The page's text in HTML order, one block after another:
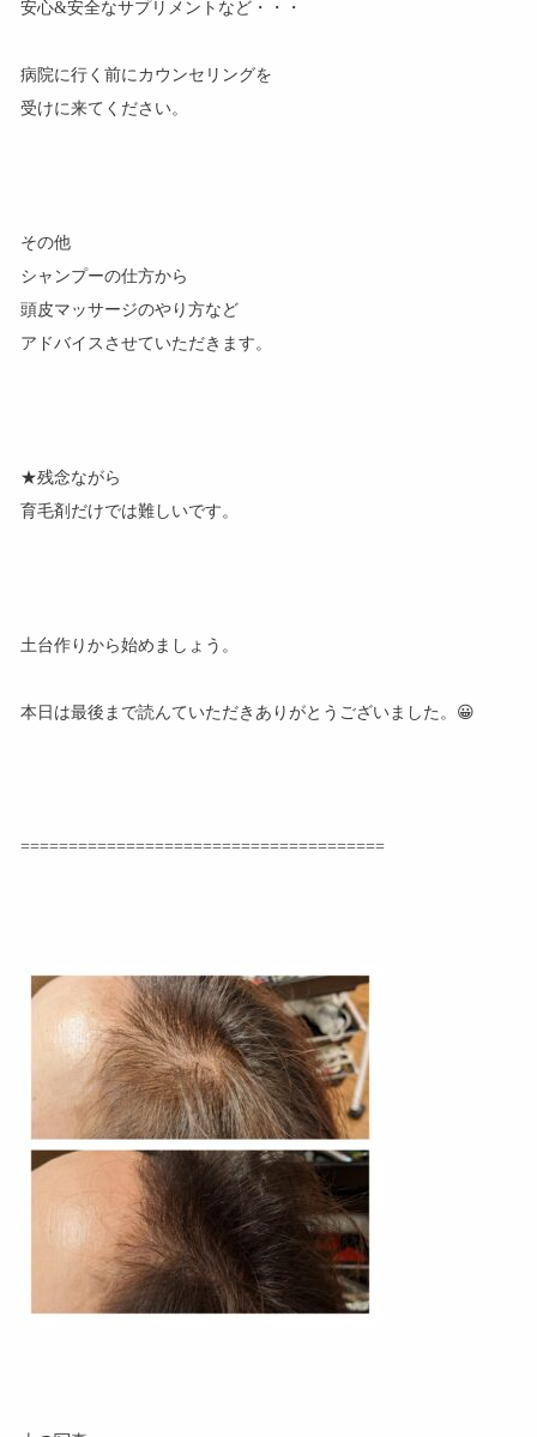
安心&安全なサプリメントなど・・・
病院に行く前にカウンセリングを
受けに来てください。
その他
シャンプーの仕方から
頭皮マッサージのやり方など
アドバイスさせていただきます。
★残念ながら
育毛剤だけでは難しいです。
土台作りから始めましょう。
本日は最後まで読んていただきありがとうございました。😀
======================================